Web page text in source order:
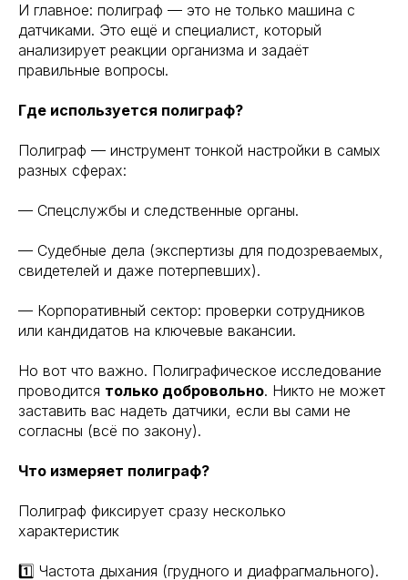
И главное: полиграф — это не только машина с
датчиками. Это ещё и специалист, который
анализирует реакции организма и задаёт
правильные вопросы.
Где используется полиграф?
Полиграф — инструмент тонкой настройки в самых
разных сферах:
— Спецслужбы и следственные органы.
— Судебные дела (экспертизы для подозреваемых,
свидетелей и даже потерпевших).
— Корпоративный сектор: проверки сотрудников
или кандидатов на ключевые вакансии.
Но вот что важно. Полиграфическое исследование
проводится только добровольно. Никто не может
заставить вас надеть датчики, если вы сами не
согласны (всё по закону).
Что измеряет полиграф?
Полиграф фиксирует сразу несколько
характеристик
1️⃣ Частота дыхания (грудного и диафрагмального).